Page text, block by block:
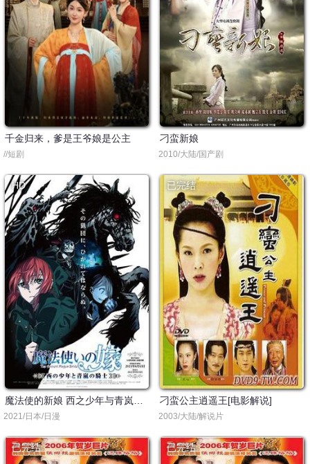
千金归来，爹是王爷娘是公主
//短剧
刁蛮新娘
2010/大陆/国产剧
HD
2021/日本/日漫
已完结
刁蛮公主逍遥王[电影解说]
2003/大陆/解说片
已完结 已完结